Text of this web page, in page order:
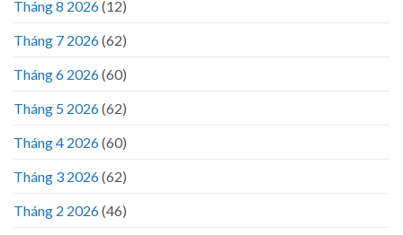
Tháng 8 2026(12)
Tháng 7 2026(62)
Tháng 6 2026(60)
Tháng 5 2026(62)
Tháng 4 2026(60)
Tháng 3 2026(62)
Tháng 2 2026(46)